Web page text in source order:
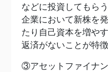
などに投資してもらう
企業において新株を
たり自己資本を増や
返済がないことが特徴
③アセットファイナン